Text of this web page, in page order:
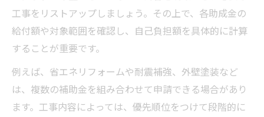
工事をリストアップしましょう。その上で、各助成金の
給付額や対象範囲を確認し、自己負担額を具体的に計算
することが重要です。
例えば、省エネリフォームや耐震補強、外壁塗装など
は、複数の補助金を組み合わせて申請できる場合があり
ます。工事内容によっては、優先順位をつけて段階的に